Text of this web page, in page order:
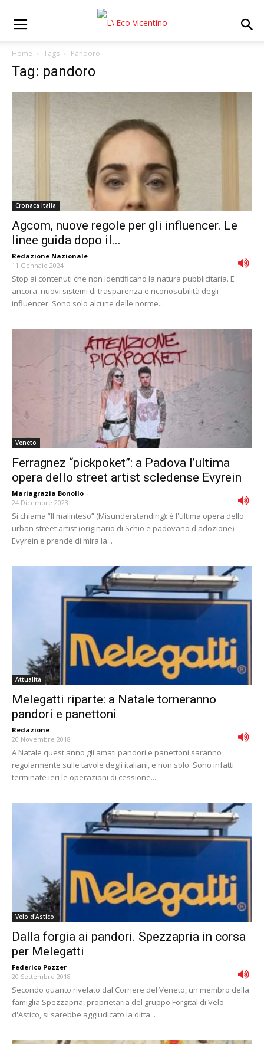
Home Tags Pandoro
Tag: pandoro
Cronaca Italia
Agcom, nuove regole per gli influencer. Le
linee guida dopo il...
Redazione Nazionale -
11 Gennaio 2024
Stop ai contenuti che non identificano la natura pubblicitaria. E
ancora: nuovi sistemi di trasparenza e riconoscibilità degli
influencer. Sono solo alcune delle norme...
Veneto
Ferragnez “pickpoket”: a Padova l’ultima
opera dello street artist scledense Evyrein
Mariagrazia Bonollo -
24 Dicembre 2023
Si chiama “Il malinteso” (Misunderstanding): è l'ultima opera dello
urban street artist (originario di Schio e padovano d'adozione)
Evyrein e prende di mira la...
Attualità
Melegatti riparte: a Natale torneranno
pandori e panettoni
Redazione -
20 Novembre 2018
A Natale quest'anno gli amati pandori e panettoni saranno
regolarmente sulle tavole degli italiani, e non solo. Sono infatti
terminate ieri le operazioni di cessione...
Velo d'Astico
Dalla forgia ai pandori. Spezzapria in corsa
per Melegatti
Federico Pozzer -
20 Settembre 2018
Secondo quanto rivelato dal Corriere del Veneto, un membro della
famiglia Spezzapria, proprietaria del gruppo Forgital di Velo
d'Astico, si sarebbe aggiudicato la ditta...